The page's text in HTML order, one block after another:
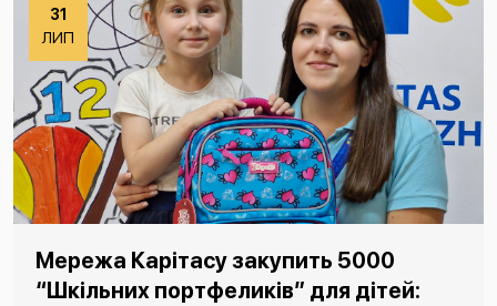
31
ЛИП
Мережа Карітасу закупить 5000
“Шкільних портфеликів” для дітей: